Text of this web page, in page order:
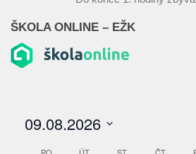
ŠKOLA ONLINE – EŽK